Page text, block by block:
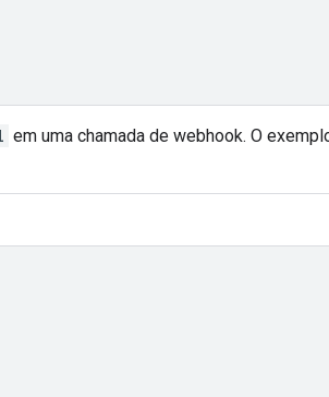
em uma chamada de webhook. O